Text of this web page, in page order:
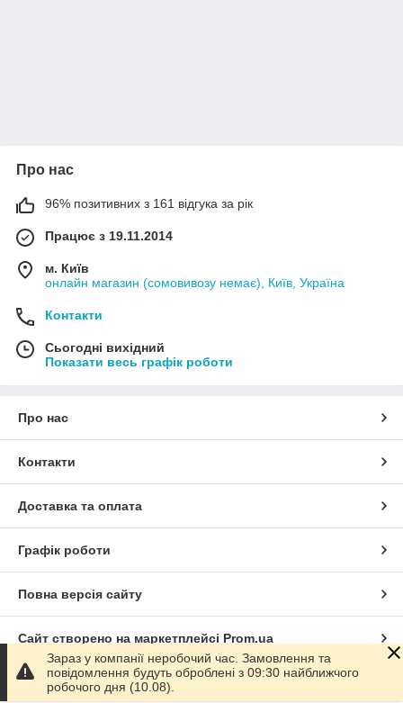
Про нас
96% позитивних з 161 відгука за рік
Працює з 19.11.2014
м. Київ
онлайн магазин (сомовивозу немає), Київ, Україна
Контакти
Сьогодні вихідний
Показати весь графік роботи
Про нас
Контакти
Доставка та оплата
Графік роботи
Повна версія сайту
Сайт створено на маркетплейсі Prom.ua
Політика конфіденційності
Зараз у компанії неробочий час. Замовлення та
повідомлення будуть оброблені з 09:30 найближчого
робочого дня (10.08).